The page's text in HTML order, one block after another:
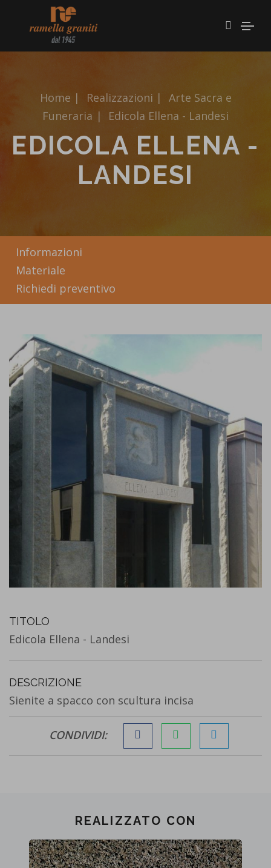
Home | Realizzazioni |
Arte Sacra e
Funeraria | Edicola Ellena - Landesi
EDICOLA ELLENA -
LANDESI
Informazioni
Materiale
Richiedi preventivo
TITOLO
Edicola Ellena - Landesi
DESCRIZIONE
Sienite a spacco con scultura incisa
CONDIVIDI:
REALIZZATO CON